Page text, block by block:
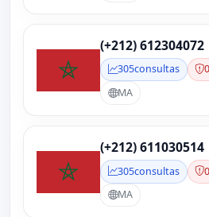
(+212) 612304072
305consultas
MA
(+212) 611030514
305consultas
MA